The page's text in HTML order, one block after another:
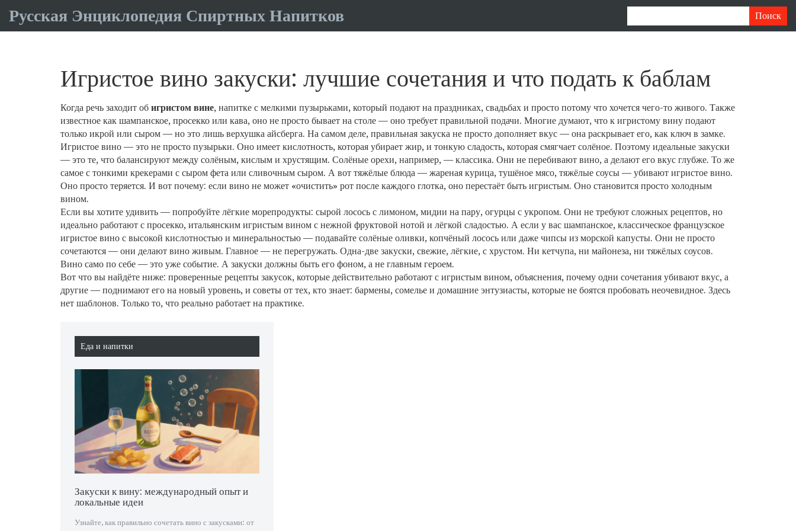
Русская Энциклопедия Спиртных Напитков
Игристое вино закуски: лучшие сочетания и что подать к баблам
Когда речь заходит об игристом вине, напитке с мелкими пузырьками, который подают на праздниках, свадьбах и просто потому что хочется чего-то живого. Также
известное как шампанское, просекко или кава, оно не просто бывает на столе — оно требует правильной подачи. Многие думают, что к игристому вину подают
только икрой или сыром — но это лишь верхушка айсберга. На самом деле, правильная закуска не просто дополняет вкус — она раскрывает его, как ключ в замке.
Игристое вино — это не просто пузырьки. Оно имеет кислотность, которая убирает жир, и тонкую сладость, которая смягчает солёное. Поэтому идеальные закуски
— это те, что балансируют между солёным, кислым и хрустящим. Солёные орехи, например, — классика. Они не перебивают вино, а делают его вкус глубже. То же
самое с тонкими крекерами с сыром фета или сливочным сыром. А вот тяжёлые блюда — жареная курица, тушёное мясо, тяжёлые соусы — убивают игристое вино.
Оно просто теряется. И вот почему: если вино не может «очистить» рот после каждого глотка, оно перестаёт быть игристым. Оно становится просто холодным
вином.
Если вы хотите удивить — попробуйте лёгкие морепродукты: сырой лосось с лимоном, мидии на пару, огурцы с укропом. Они не требуют сложных рецептов, но
идеально работают с просекко, итальянским игристым вином с нежной фруктовой нотой и лёгкой сладостью. А если у вас шампанское, классическое французское
игристое вино с высокой кислотностью и минеральностью — подавайте солёные оливки, копчёный лосось или даже чипсы из морской капусты. Они не просто
сочетаются — они делают вино живым. Главное — не перегружать. Одна-две закуски, свежие, лёгкие, с хрустом. Ни кетчупа, ни майонеза, ни тяжёлых соусов.
Вино само по себе — это уже событие. А закуски должны быть его фоном, а не главным героем.
Вот что вы найдёте ниже: проверенные рецепты закусок, которые действительно работают с игристым вином, объяснения, почему одни сочетания убивают вкус, а
другие — поднимают его на новый уровень, и советы от тех, кто знает: бармены, сомелье и домашние энтузиасты, которые не боятся пробовать неочевидное. Здесь
нет шаблонов. Только то, что реально работает на практике.
Еда и напитки
Закуски к вину: международный опыт и
локальные идеи
Узнайте, как правильно сочетать вино с закусками: от